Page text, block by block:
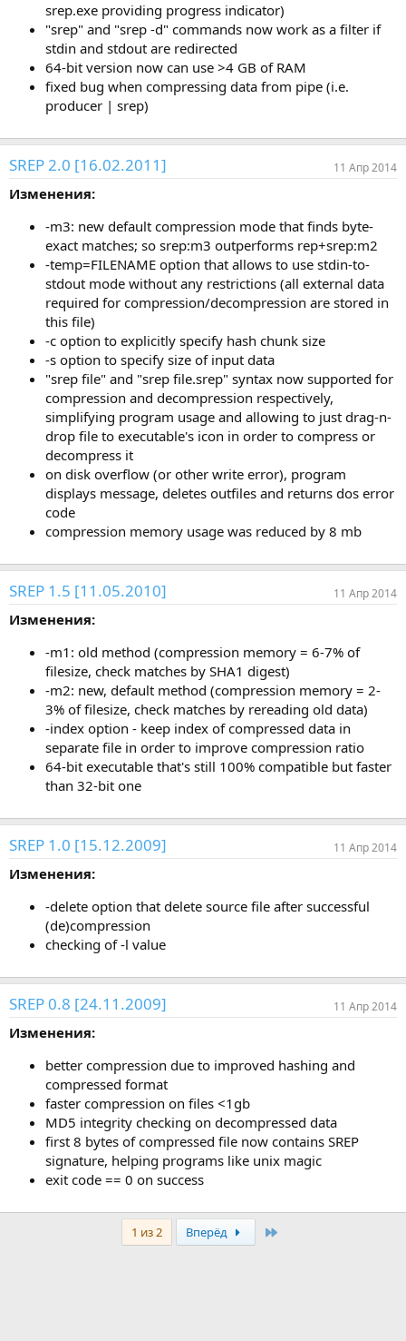
srep.exe providing progress indicator)
"srep" and "srep -d" commands now work as a filter if
stdin and stdout are redirected
64-bit version now can use >4 GB of RAM
fixed bug when compressing data from pipe (i.e.
producer | srep)
SREP 2.0 [16.02.2011] 11 Апр 2014
Изменения:
-m3: new default compression mode that finds byte-
exact matches; so srep:m3 outperforms rep+srep:m2
-temp=FILENAME option that allows to use stdin-to-
stdout mode without any restrictions (all external data
required for compression/decompression are stored in
this file)
-c option to explicitly specify hash chunk size
-s option to specify size of input data
"srep file" and "srep file.srep" syntax now supported for
compression and decompression respectively,
simplifying program usage and allowing to just drag-n-
drop file to executable's icon in order to compress or
decompress it
on disk overflow (or other write error), program
displays message, deletes outfiles and returns dos error
code
compression memory usage was reduced by 8 mb
SREP 1.5 [11.05.2010] 11 Апр 2014
Изменения:
-m1: old method (compression memory = 6-7% of
filesize, check matches by SHA1 digest)
-m2: new, default method (compression memory = 2-
3% of filesize, check matches by rereading old data)
-index option - keep index of compressed data in
separate file in order to improve compression ratio
64-bit executable that's still 100% compatible but faster
than 32-bit one
SREP 1.0 [15.12.2009] 11 Апр 2014
Изменения:
-delete option that delete source file after successful
(de)compression
checking of -l value
SREP 0.8 [24.11.2009] 11 Апр 2014
Изменения:
better compression due to improved hashing and
compressed format
faster compression on files <1gb
MD5 integrity checking on decompressed data
first 8 bytes of compressed file now contains SREP
signature, helping programs like unix magic
exit code == 0 on success
1 из 2 Вперёд